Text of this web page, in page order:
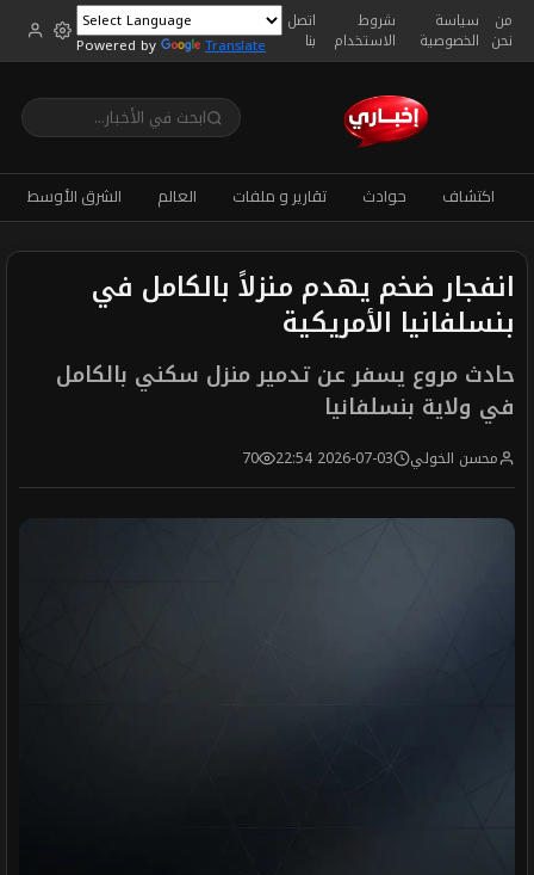
من
نحن
سياسة
الخصوصية
شروط
الاستخدام
اتصل
بنا Powered by Translate
اكتشاف حوادث تقارير و ملفات العالم الشرق الأوسط
انفجار ضخم يهدم منزلاً بالكامل في
بنسلفانيا الأمريكية
حادث مروع يسفر عن تدمير منزل سكني بالكامل
في ولاية بنسلفانيا
محسن الخولي 2026-07-03 22:54
70